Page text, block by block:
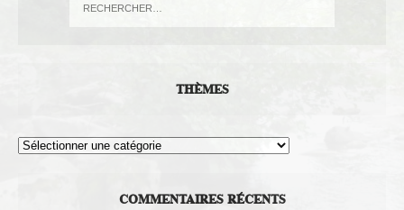
THÈMES
Thèmes
COMMENTAIRES RÉCENTS